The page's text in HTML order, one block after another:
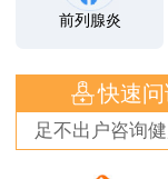
前列腺炎
快速
足不出户咨询